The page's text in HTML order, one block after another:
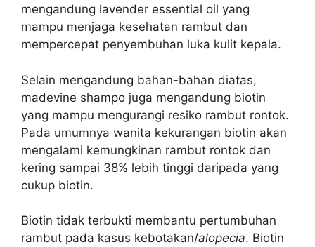
mengandung lavender essential oil yang
mampu menjaga kesehatan rambut dan
mempercepat penyembuhan luka kulit kepala.
Selain mengandung bahan-bahan diatas,
madevine shampo juga mengandung biotin
yang mampu mengurangi resiko rambut rontok.
Pada umumnya wanita kekurangan biotin akan
mengalami kemungkinan rambut rontok dan
kering sampai 38% lebih tinggi daripada yang
cukup biotin.
Biotin tidak terbukti membantu pertumbuhan
rambut pada kasus kebotakan/alopecia. Biotin